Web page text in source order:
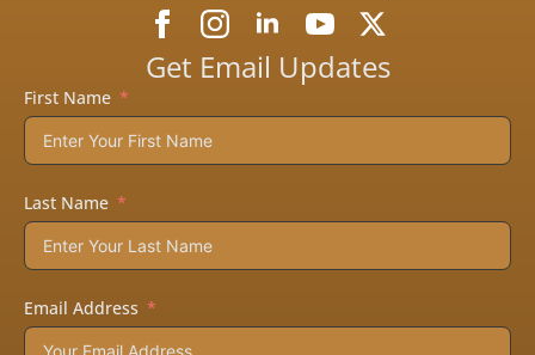
Get Email Updates
First Name
Last Name
Email Address